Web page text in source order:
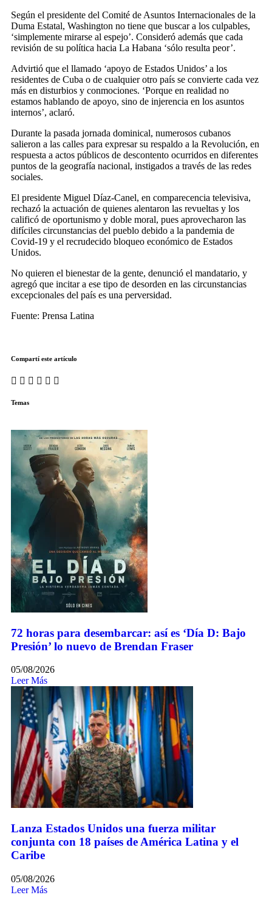
Según el presidente del Comité de Asuntos Internacionales de la
Duma Estatal, Washington no tiene que buscar a los culpables,
‘simplemente mirarse al espejo’. Consideró además que cada
revisión de su política hacia La Habana ‘sólo resulta peor’.
Advirtió que el llamado ‘apoyo de Estados Unidos’ a los
residentes de Cuba o de cualquier otro país se convierte cada vez
más en disturbios y conmociones. ‘Porque en realidad no
estamos hablando de apoyo, sino de injerencia en los asuntos
internos’, aclaró.
Durante la pasada jornada dominical, numerosos cubanos
salieron a las calles para expresar su respaldo a la Revolución, en
respuesta a actos públicos de descontento ocurridos en diferentes
puntos de la geografía nacional, instigados a través de las redes
sociales.
El presidente Miguel Díaz-Canel, en comparecencia televisiva,
rechazó la actuación de quienes alentaron las revueltas y los
calificó de oportunismo y doble moral, pues aprovecharon las
difíciles circunstancias del pueblo debido a la pandemia de
Covid-19 y el recrudecido bloqueo económico de Estados
Unidos.
No quieren el bienestar de la gente, denunció el mandatario, y
agregó que incitar a ese tipo de desorden en las circunstancias
excepcionales del país es una perversidad.
Fuente: Prensa Latina
Compartí este artículo
Temas
72 horas para desembarcar: así es ‘Día D: Bajo
Presión’ lo nuevo de Brendan Fraser
05/08/2026
Leer Más
Lanza Estados Unidos una fuerza militar
conjunta con 18 países de América Latina y el
Caribe
05/08/2026
Leer Más